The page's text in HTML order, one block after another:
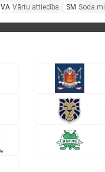
VA Vārtu attiecība SM Soda